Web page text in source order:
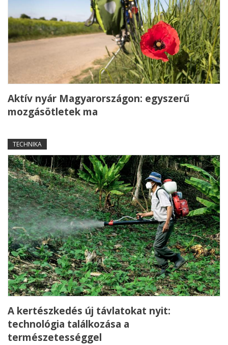
Aktív nyár Magyarországon: egyszerű
mozgásötletek ma
TECHNIKA
A kertészkedés új távlatokat nyit:
technológia találkozása a
természetességgel